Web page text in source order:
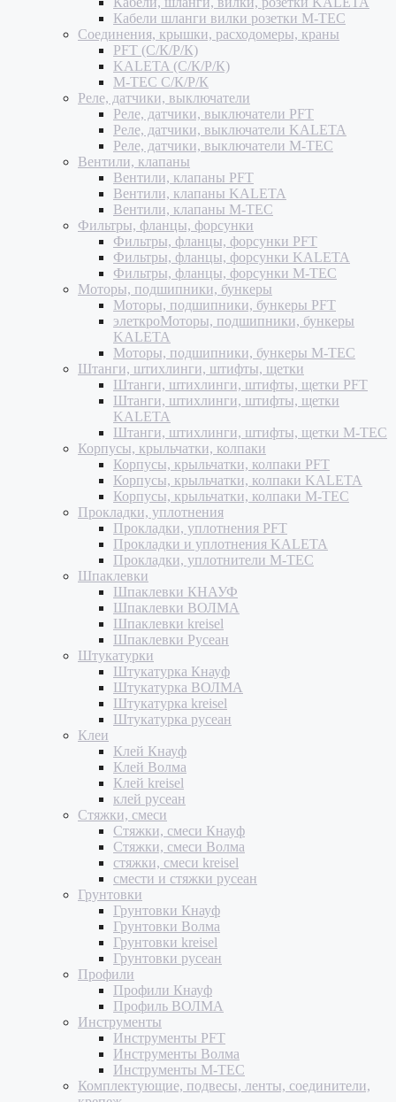
Кабели шланги вилки розетки M-TEC
Соединения, крышки, расходомеры, краны
PFT (С/К/Р/К)
KALETA (С/К/Р/К)
M-TEC С/К/Р/К
Реле, датчики, выключатели
Реле, датчики, выключатели PFT
Реле, датчики, выключатели KALETA
Реле, датчики, выключатели M-TEC
Вентили, клапаны
Вентили, клапаны PFT
Вентили, клапаны KALETA
Вентили, клапаны M-TEC
Фильтры, фланцы, форсунки
Фильтры, фланцы, форсунки PFT
Фильтры, фланцы, форсунки KALETA
Фильтры, фланцы, форсунки M-TEC
Моторы, подшипники, бункеры
Моторы, подшипники, бункеры PFT
элеткроМоторы, подшипники, бункеры
KALETA
Моторы, подшипники, бункеры M-TEC
Штанги, штихлинги, штифты, щетки
Штанги, штихлинги, штифты, щетки PFT
Штанги, штихлинги, штифты, щетки
KALETA
Штанги, штихлинги, штифты, щетки M-TEC
Корпусы, крыльчатки, колпаки
Корпусы, крыльчатки, колпаки PFT
Корпусы, крыльчатки, колпаки KALETA
Корпусы, крыльчатки, колпаки M-TEC
Прокладки, уплотнения
Прокладки, уплотнения PFT
Прокладки и уплотнения KALETA
Прокладки, уплотнители M-TEC
Шпаклевки
Шпаклевки КНАУФ
Шпаклевки ВОЛМА
Шпаклевки kreisel
Шпаклевки Русеан
Штукатурки
Штукатурка Кнауф
Штукатурка ВОЛМА
Штукатурка kreisel
Штукатурка русеан
Клеи
Клей Кнауф
Клей Волма
Клей kreisel
клей русеан
Стяжки, смеси
Стяжки, смеси Кнауф
Стяжки, смеси Волма
стяжки, смеси kreisel
смести и стяжки русеан
Грунтовки
Грунтовки Кнауф
Грунтовки Волма
Грунтовки kreisel
Грунтовки русеан
Профили
Профили Кнауф
Профиль ВОЛМА
Инструменты
Инструменты PFT
Инструменты Волма
Инструменты M-TEC
Комплектующие, подвесы, ленты, соединители,